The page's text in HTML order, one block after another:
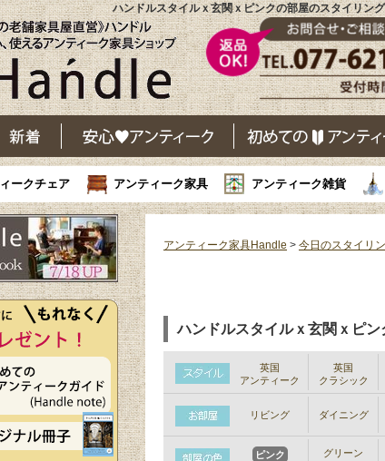
ハンドルスタイルｘ玄関ｘピンクの部屋のスタイリン
ークチェア アンティーク家具 アンティーク雑貨
アンティーク家具Handle > 今日のスタイリ
ハンドルスタイルｘ玄関ｘピン
英国
アンティーク
英国
クラシック
リビング ダイニング
ピンク グリーン